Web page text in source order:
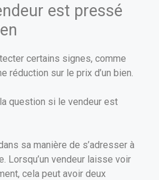
est pressé
certains signes, comme
réduction sur le prix d’un bien.
question si le vendeur est
sa manière de s’adresser à
Lorsqu’un vendeur laisse voir
cela peut avoir deux